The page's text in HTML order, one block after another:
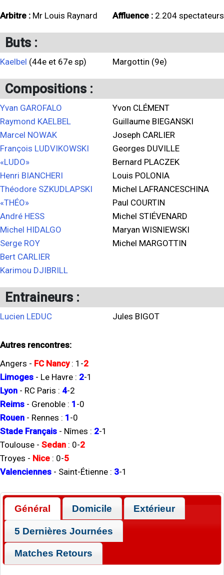
Arbitre : Mr Louis Raynard Affluence : 2.204 spectateurs
Buts :
Kaelbel (44e et 67e sp) Margottin (9e)
Compositions :
Yvan GAROFALO
Raymond KAELBEL
Marcel NOWAK
François LUDVIKOWSKI
«LUDO»
Henri BIANCHERI
Théodore SZKUDLAPSKI
«THÉO»
André HESS
Michel HIDALGO
Serge ROY
Bert CARLIER
Karimou DJIBRILL
Yvon CLÉMENT
Guillaume BIEGANSKI
Joseph CARLIER
Georges DUVILLE
Bernard PLACZEK
Louis POLONIA
Michel LAFRANCESCHINA
Paul COURTIN
Michel STIÉVENARD
Maryan WISNIEWSKI
Michel MARGOTTIN
Entraineurs :
Lucien LEDUC Jules BIGOT
Autres rencontres:
Angers - FC Nancy: 1 -2
Limoges - Le Havre : 2-1
Lyon - RC Paris : 4-2
Reims - Grenoble : 1 -0
Rouen - Rennes : 1 -0
Stade Français - Nîmes : 2-1
Toulouse - Sedan : 0-2
Troyes - Nice : 0-5
Valenciennes - Saint-Étienne : 3-1
Général Domicile Extérieur
5 Dernières Journées
Matches Retours